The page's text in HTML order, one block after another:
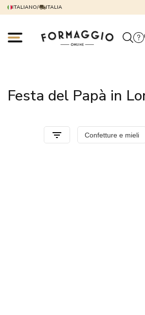
ITALIANO/ ITALIA
Festa del Papà in